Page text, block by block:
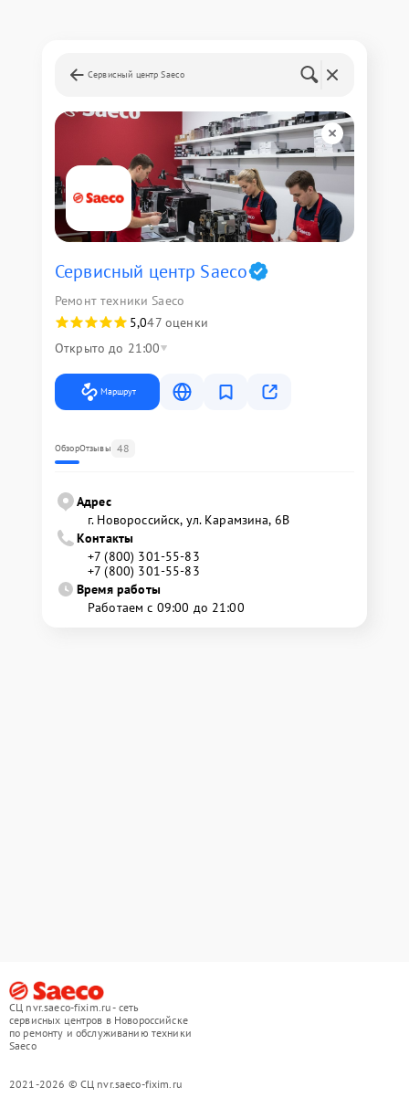
Сервисный центр Saeco
Сервисный центр Saeco
Ремонт техники Saeco
5,047 оценки
Открыто до 21:00
Маршрут
ОбзорОтзывы 48
Адрес
г. Новороссийск, ул. Карамзина, 6В
Контакты
+7 (800) 301-55-83
+7 (800) 301-55-83
Время работы
Работаем с 09:00 до 21:00
СЦ nvr.saeco-fixim.ru - сеть
сервисных центров в Новороссийске
по ремонту и обслуживанию техники
Saeco
2021-2026 © СЦ nvr.saeco-fixim.ru